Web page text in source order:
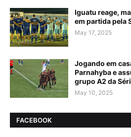
Iguatu reage,
em partida pela
May 17, 2025
Jogando em
Parnahyba e
grupo A2 da
May 10, 2025
FACEBOOK